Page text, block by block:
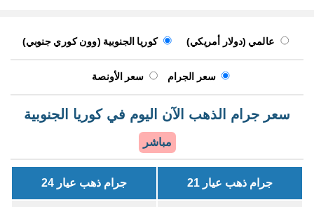
عالمي (دولار أمريكي) كوريا الجنوبية (وون كوري جنوبي)
سعر الجرام سعر الأونصة
سعر جرام الذهب الآن اليوم في كوريا الجنوبية
مباشر
جرام ذهب عيار 21 جرام ذهب عيار 24